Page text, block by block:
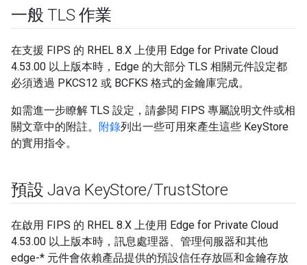
一般 TLS 作業
在支援 FIPS 的 RHEL 8.X 上使用 Edge for Private Cloud
4.53.00 以上版本時，Edge 的大部分 TLS 相關元件設定都
必須透過 PKCS12 或 BCFKS 格式的金鑰庫完成。
如需進一步瞭解 TLS 設定，請參閱 FIPS 專屬說明文件或相
關文章中的附註。 附錄列出一些可用來產生這些 KeyStore
的實用指令。
預設 Java KeyStore/TrustStore
在啟用 FIPS 的 RHEL 8.X 上使用 Edge for Private Cloud
4.53.00 以上版本時，訊息處理器、管理伺服器和其他
edge-* 元件會依賴產品提供的預設信任存放區和金鑰存放